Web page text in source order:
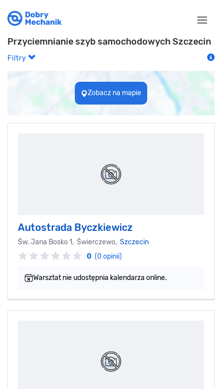
Toggle
Przyciemnianie szyb samochodowych Szczecin
Filtry
Zobacz na mapie
Autostrada Byczkiewicz
Św. Jana Bosko 1, Świerczewo, Szczecin
0 (0 opinii)
Warsztat nie udostępnia kalendarza online.